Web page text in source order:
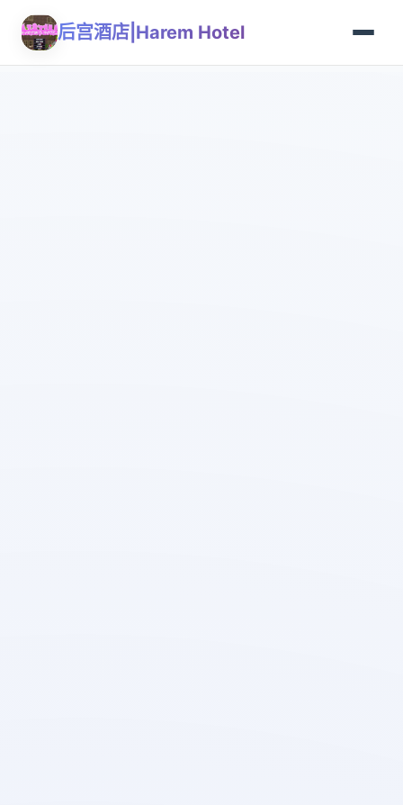
后宫酒店|Harem Hotel